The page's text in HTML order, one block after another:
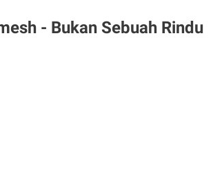
- Bukan Sebuah Rindu